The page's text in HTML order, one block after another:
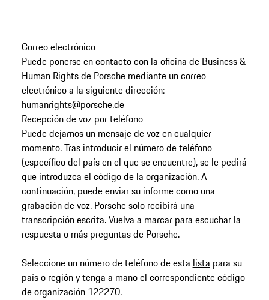
Correo electrónico
Puede ponerse en contacto con la oficina de Business &
Human Rights de Porsche mediante un correo
electrónico a la siguiente dirección:
humanrights@porsche.de
Recepción de voz por teléfono
Puede dejarnos un mensaje de voz en cualquier
momento. Tras introducir el número de teléfono
(específico del país en el que se encuentre), se le pedirá
que introduzca el código de la organización. A
continuación, puede enviar su informe como una
grabación de voz. Porsche solo recibirá una
transcripción escrita. Vuelva a marcar para escuchar la
respuesta o más preguntas de Porsche.
Seleccione un número de teléfono de esta lista para su
país o región y tenga a mano el correspondiente código
de organización 122270.